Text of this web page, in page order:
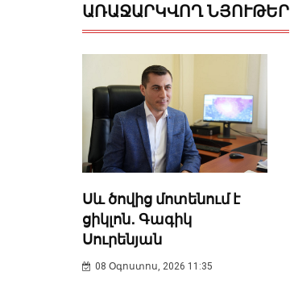
ԱՌԱՋԱՐԿՎՈՂ ՆՅՈՒԹԵՐ
Սև ծովից մոտենում է
ցիկլոն․ Գագիկ
Սուրենյան
08 Օգոստոս, 2026 11:35